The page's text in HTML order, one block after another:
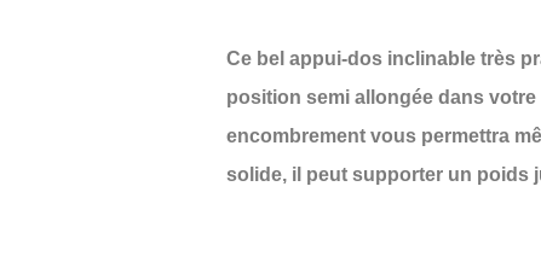
Ce bel appui-dos inclinable très
position semi allongée dans
encombrement vous permettra
solide, il peut supporter un poids